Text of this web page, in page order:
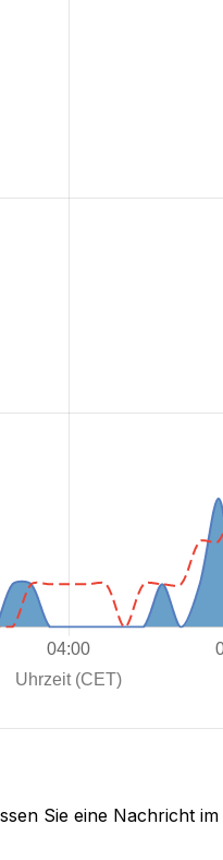
Sie eine Nachricht